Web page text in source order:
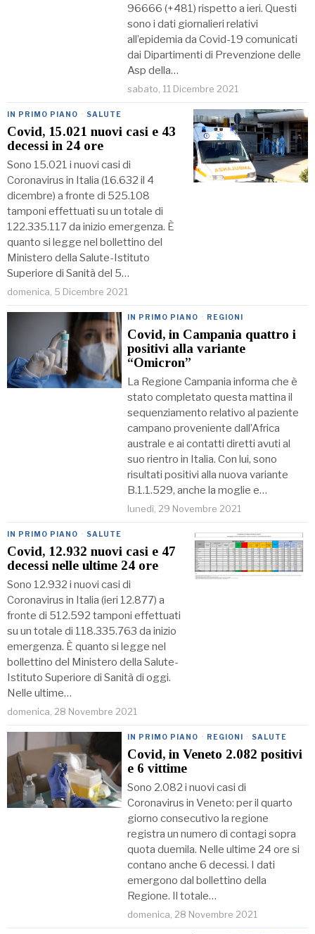
96666 (+481) rispetto a ieri. Questi
sono i dati giornalieri relativi
all’epidemia da Covid-19 comunicati
dai Dipartimenti di Prevenzione delle
Asp della…
sabato, 11 Dicembre 2021
IN PRIMO PIANO · SALUTE
Covid, 15.021 nuovi casi e 43
decessi in 24 ore
Sono 15.021 i nuovi casi di
Coronavirus in Italia (16.632 il 4
dicembre) a fronte di 525.108
tamponi effettuati su un totale di
122.335.117 da inizio emergenza. È
quanto si legge nel bollettino del
Ministero della Salute-Istituto
Superiore di Sanità del 5…
domenica, 5 Dicembre 2021
IN PRIMO PIANO · REGIONI
Covid, in Campania quattro i
positivi alla variante
“Omicron”
La Regione Campania informa che è
stato completato questa mattina il
sequenziamento relativo al paziente
campano proveniente dall’Africa
australe e ai contatti diretti avuti al
suo rientro in Italia. Con lui, sono
risultati positivi alla nuova variante
B.1.1.529, anche la moglie e…
lunedì, 29 Novembre 2021
IN PRIMO PIANO · SALUTE
Covid, 12.932 nuovi casi e 47
decessi nelle ultime 24 ore
Sono 12.932 i nuovi casi di
Coronavirus in Italia (ieri 12.877) a
fronte di 512.592 tamponi effettuati
su un totale di 118.335.763 da inizio
emergenza. È quanto si legge nel
bollettino del Ministero della Salute-
Istituto Superiore di Sanità di oggi.
Nelle ultime…
domenica, 28 Novembre 2021
IN PRIMO PIANO · REGIONI · SALUTE
Covid, in Veneto 2.082 positivi
e 6 vittime
Sono 2.082 i nuovi casi di
Coronavirus in Veneto: per il quarto
giorno consecutivo la regione
registra un numero di contagi sopra
quota duemila. Nelle ultime 24 ore si
contano anche 6 decessi. I dati
emergono dal bollettino della
Regione. Il totale…
domenica, 28 Novembre 2021